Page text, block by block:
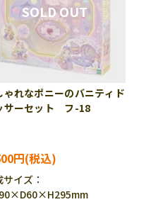
ゃれなポニーのバニティド
サーセット フ-18
円
イズ：